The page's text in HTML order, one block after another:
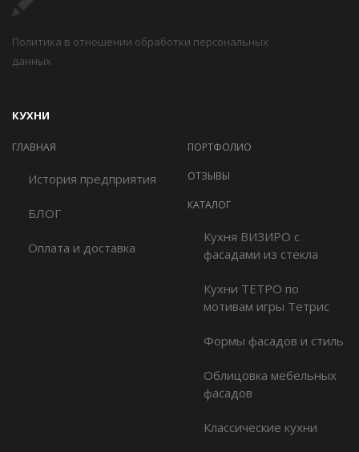
Политика в отношении обработки персональных
данных
КУХНИ
ГЛАВНАЯ
История предприятия
БЛОГ
Оплата и доставка
ПОРТФОЛИО
ОТЗЫВЫ
КАТАЛОГ
Кухня ВИЗИРО с
фасадами из стекла
Кухни ТЕТРО по
мотивам игры Тетрис
Формы фасадов и стиль
Облицовка мебельных
фасадов
Классические кухни